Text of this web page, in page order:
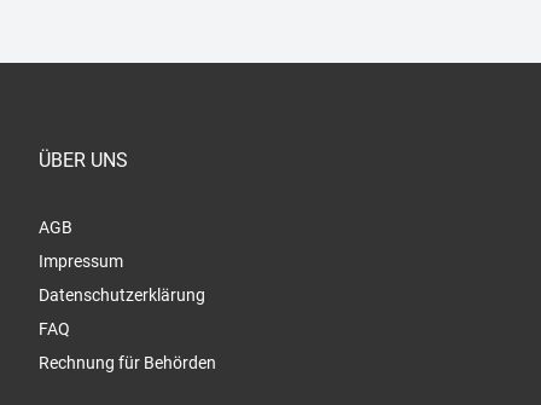
ÜBER UNS
AGB
Impressum
Datenschutzerklärung
FAQ
Rechnung für Behörden